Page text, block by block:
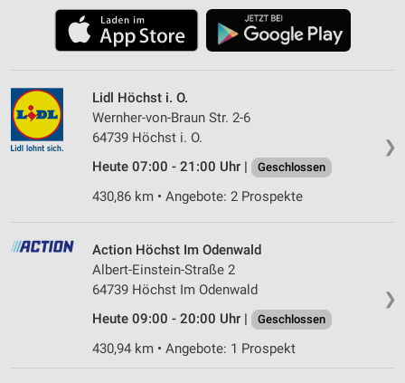
❯
Lidl Höchst i. O.
Wernher-von-Braun Str. 2-6
64739 Höchst i. O.
Heute 07:00 - 21:00 Uhr |
Geschlossen
430,86 km • Angebote: 2 Prospekte
❯
Action Höchst Im Odenwald
Albert-Einstein-Straße 2
64739 Höchst Im Odenwald
Heute 09:00 - 20:00 Uhr |
Geschlossen
430,94 km • Angebote: 1 Prospekt